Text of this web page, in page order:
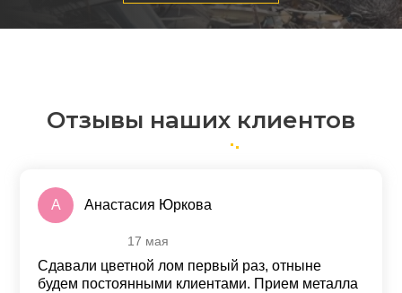
Отзывы наших клиентов
А Анастасия Юркова
17 мая
Сдавали цветной лом первый раз, отныне
будем постоянными клиентами. Прием металла